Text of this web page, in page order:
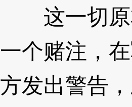
这一切原
一个赌注，
方发出警告